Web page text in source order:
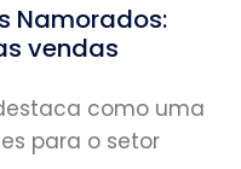
Namorados:
vendas
como uma
para o setor